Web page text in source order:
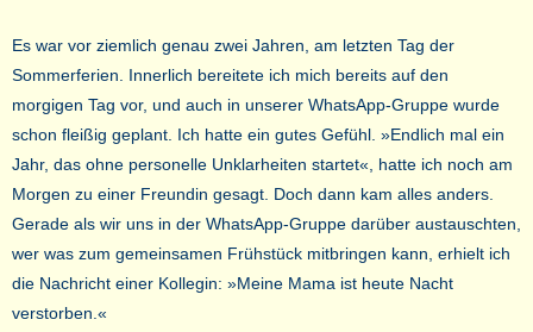
Es war vor ziemlich genau zwei Jahren, am letzten Tag der
Sommerferien. Innerlich bereitete ich mich bereits auf den
morgigen Tag vor, und auch in unserer WhatsApp-Gruppe wurde
schon fleißig geplant. Ich hatte ein gutes Gefühl. »Endlich mal ein
Jahr, das ohne personelle Unklarheiten startet«, hatte ich noch am
Morgen zu einer Freundin gesagt. Doch dann kam alles anders.
Gerade als wir uns in der WhatsApp-Gruppe darüber austauschten,
wer was zum gemeinsamen Frühstück mitbringen kann, erhielt ich
die Nachricht einer Kollegin: »Meine Mama ist heute Nacht
verstorben.«